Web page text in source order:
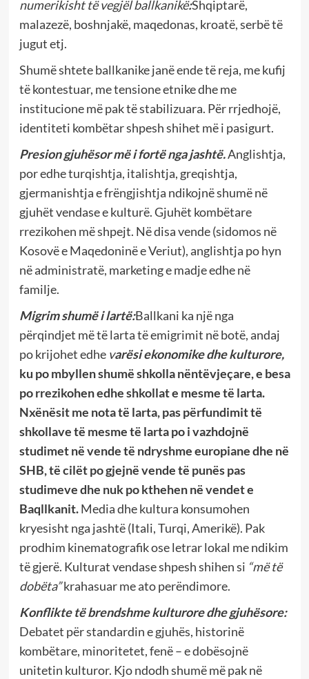
numerikisht të vegjël ballkanikë:Shqiptarë,
malazezë, boshnjakë, maqedonas, kroatë, serbë të
jugut etj.
Shumë shtete ballkanike janë ende të reja, me kufij
të kontestuar, me tensione etnike dhe me
institucione më pak të stabilizuara. Për rrjedhojë,
identiteti kombëtar shpesh shihet më i pasigurt.
Presion gjuhësor më i fortë nga jashtë.Anglishtja,
por edhe turqishtja, italishtja, greqishtja,
gjermanishtja e frëngjishtja ndikojnë shumë në
gjuhët vendase e kulturë. Gjuhët kombëtare
rrezikohen më shpejt. Në disa vende (sidomos në
Kosovë e Maqedoninë e Veriut), anglishtja po hyn
në administratë, marketing e madje edhe në
familje.
Migrim shumë i lartë:Ballkani ka një nga
përqindjet më të larta të emigrimit në botë, andaj
po krijohet edhe varësi ekonomike dhe kulturore,
ku po mbyllen shumë shkolla nëntëvjeçare, e besa
po rrezikohen edhe shkollat e mesme të larta.
Nxënësit me nota të larta, pas përfundimit të
shkollave të mesme të larta po i vazhdojnë
studimet në vende të ndryshme europiane dhe në
SHB, të cilët po gjejnë vende të punës pas
studimeve dhe nuk po kthehen në vendet e
Baqllkanit.Media dhe kultura konsumohen
kryesisht nga jashtë (Itali, Turqi, Amerikë). Pak
prodhim kinematografik ose letrar lokal me ndikim
të gjerë. Kulturat vendase shpesh shihen si “më të
dobëta”krahasuar me ato perëndimore.
Konflikte të brendshme kulturore dhe gjuhësore:
Debatet për standardin e gjuhës, historinë
kombëtare, minoritetet, fenë – e dobësojnë
unitetin kulturor. Kjo ndodh shumë më pak në